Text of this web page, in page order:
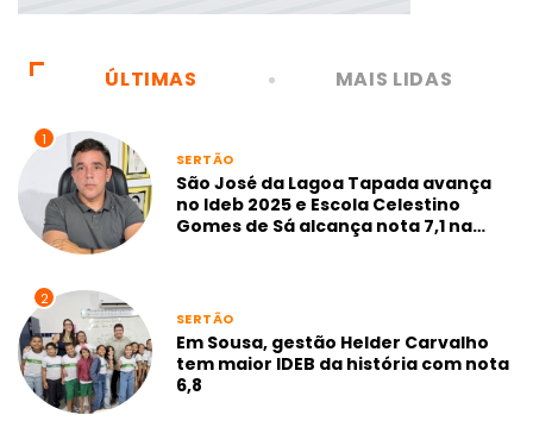
ÚLTIMAS MAIS LIDAS
1
SERTÃO
São José da Lagoa Tapada avança
no Ideb 2025 e Escola Celestino
Gomes de Sá alcança nota 7,1 na
2
SERTÃO
Em Sousa, gestão Helder Carvalho
tem maior IDEB da história com nota
6,8